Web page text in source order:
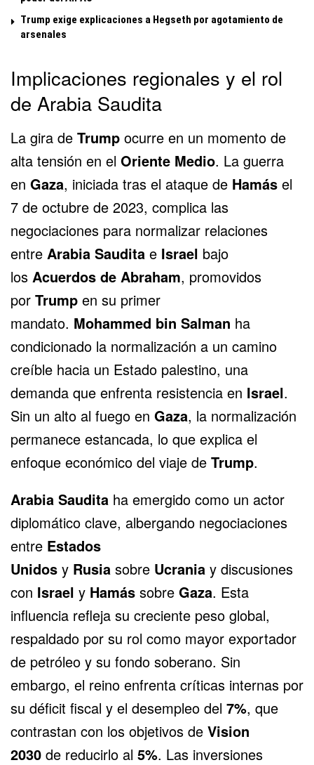
Trump exige explicaciones a Hegseth por agotamiento de
arsenales
Implicaciones regionales y el rol
de Arabia Saudita
La gira de Trump ocurre en un momento de
alta tensión en el Oriente Medio. La guerra
en Gaza, iniciada tras el ataque de Hamás el
7 de octubre de 2023, complica las
negociaciones para normalizar relaciones
entre Arabia Saudita e Israel bajo
los Acuerdos de Abraham, promovidos
por Trump en su primer
mandato. Mohammed bin Salman ha
condicionado la normalización a un camino
creíble hacia un Estado palestino, una
demanda que enfrenta resistencia en Israel.
Sin un alto al fuego en Gaza, la normalización
permanece estancada, lo que explica el
enfoque económico del viaje de Trump.
Arabia Saudita ha emergido como un actor
diplomático clave, albergando negociaciones
entre Estados
Unidos y Rusia sobre Ucrania y discusiones
con Israel y Hamás sobre Gaza. Esta
influencia refleja su creciente peso global,
respaldado por su rol como mayor exportador
de petróleo y su fondo soberano. Sin
embargo, el reino enfrenta críticas internas por
su déficit fiscal y el desempleo del 7%, que
contrastan con los objetivos de Vision
2030 de reducirlo al 5%. Las inversiones